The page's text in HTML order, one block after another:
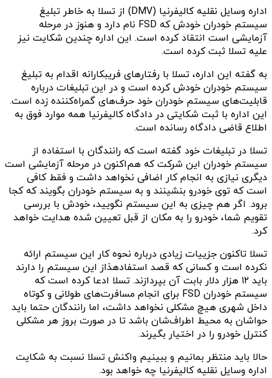
اداره وسایل نقلیه کالیفرنیا (DMV) از تسلا به خاطر تبلیغ
سیستم خودران خودش که FSD نام دارد و هنوز در مرحله
آزمایشی است انتقاد کرده است. این اداره چندین شکایت نیز
علیه تسلا ثبت کرده است.
به گفته این اداره، تسلا با رفتارهای فریبکارانه اقدام به تبلیغ
سیستم خودران خودش کرده است و در این تبلیغات درباره
قابلیت‌های سیستم خودران خود حرف‌های گمراه‌کننده زده است.
این اداره با ثبت شکایتی در دادگاه کالیفرنیا همه موارد فوق به
اطلاع قاضی دادگاه رسانده است.
تسلا در تبلیغات خود گفته است که رانندگان با استفاده از
سیستم خودران این شرکت که هم‌اکنون در مرحله آزمایشی است
دیگری نیازی به انجام کار اضافی نخواهد داشت و فقط کافی
است که توی خودرو بنشینند و به سیستم خودران بگویند که کجا
برود. اگر هم چیزی به این سیستم نگویید، خودش با بررسی
تقویم شما، خودرو را به مکان از قبل تعیین شده هدایت خواهد
کرد.
تسلا تاکنون جزییات زیادی درباره نحوه کار این سیستم ارائه
نکرده است و کسانی که قصد استفادهذاز این سیستم را دارند
باید ۱۲ هزار دلار بابت آن بپردازند. تسلا ادعا کرده است که
سیستم خودران FSD برای انجام مسافرت‌های طولانی و کوتاه
داخل شهری هیچ‌ مشکلی نخواهد داشت، اما رانندگان حتما باید
حوا‌شان به محیط اطراف‌شان باشد تا در صورت بروز هر مشکلی
کنترل خودرو را در اختیار بگیرند‌.
حالا باید منتظر بمانیم و ببینیم واکنش تسلا نسبت به شکایت
اداره وسایل نقلیه کالیفرنیا چه خواهد بود.